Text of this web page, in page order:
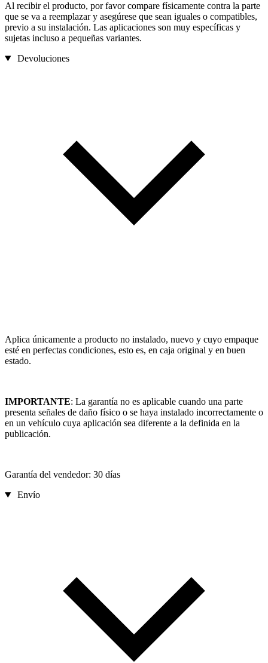
Al recibir el producto, por favor compare físicamente contra la parte
que se va a reemplazar y asegúrese que sean iguales o compatibles,
previo a su instalación. Las aplicaciones son muy específicas y
sujetas incluso a pequeñas variantes.
Devoluciones
Aplica únicamente a producto no instalado, nuevo y cuyo empaque
esté en perfectas condiciones, esto es, en caja original y en buen
estado.
IMPORTANTE: La garantía no es aplicable cuando una parte
presenta señales de daño físico o se haya instalado incorrectamente o
en un vehículo cuya aplicación sea diferente a la definida en la
publicación.
Garantía del vendedor: 30 días
Envío